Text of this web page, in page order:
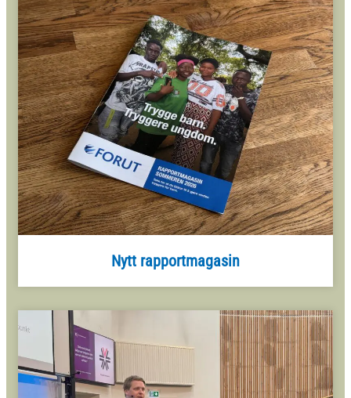
Nytt rapportmagasin